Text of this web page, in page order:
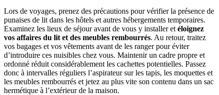
Lors de voyages, prenez des précautions pour vérifier la présence de
punaises de lit dans les hôtels et autres hébergements temporaires.
Examinez les lieux de séjour avant de vous y installer et éloignez
vos affaires du lit et des meubles rembourrés. Au retour, traitez
vos bagages et vos vêtements avant de les ranger pour éviter
d’introduire ces nuisibles chez vous. Maintenir un cadre propre et
ordonné réduit considérablement les cachettes potentielles. Passez
donc à intervalles réguliers l’aspirateur sur les tapis, les moquettes et
les meubles rembourrés et jetez au plus vite son contenu dans un sac
hermétique à l’extérieur de la maison.